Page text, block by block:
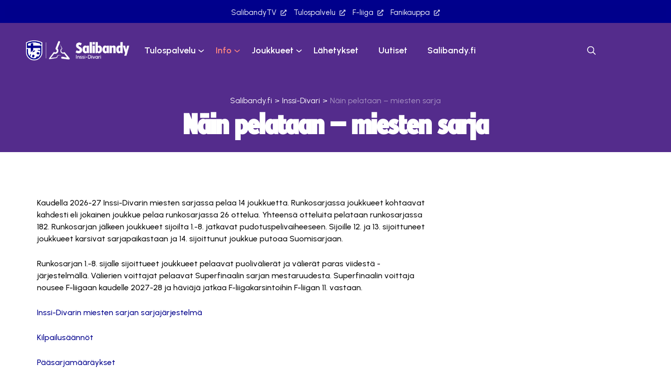
SalibandyTV Tulospalvelu F-liiga Fanikauppa
Tulospalvelu Info Joukkueet Lähetykset Uutiset Salibandy.fi
Salibandy.fi > Inssi-Divari > Näin pelataan – miesten sarja
Näin pelataan – miesten sarja
Kaudella 2026-27 Inssi-Divarin miesten sarjassa pelaa 14 joukkuetta. Runkosarjassa joukkueet kohtaavat
kahdesti eli jokainen joukkue pelaa runkosarjassa 26 ottelua. Yhteensä otteluita pelataan runkosarjassa
182. Runkosarjan jälkeen joukkueet sijoilta 1.-8. jatkavat pudotuspelivaiheeseen. Sijoille 12. ja 13. sijoittuneet
joukkueet karsivat sarjapaikastaan ja 14. sijoittunut joukkue putoaa Suomisarjaan.
Runkosarjan 1.-8. sijalle sijoittueet joukkueet pelaavat puolivälierät ja välierät paras viidestä -
järjestelmällä. Välierien voittajat pelaavat Superfinaalin sarjan mestaruudesta. Superfinaalin voittaja
nousee F-liigaan kaudelle 2027-28 ja häviäjä jatkaa F-liigakarsintoihin F-liigan 11. vastaan.
Inssi-Divarin miesten sarjan sarjajärjestelmä
Kilpailusäännöt
Pääsarjamääräykset